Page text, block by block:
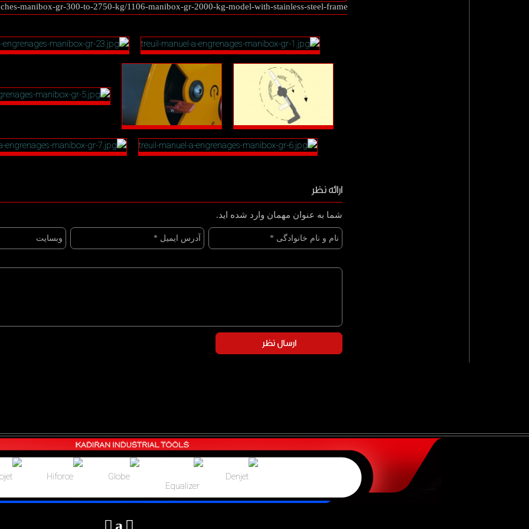
manibox-gr-300-to-2750-kg/1106-manibox-gr-2000-kg-model-with-stainless-steel-frame
ارائه نظر
شما به عنوان مهمان وارد شده اید.